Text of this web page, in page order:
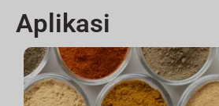
Aplikasi